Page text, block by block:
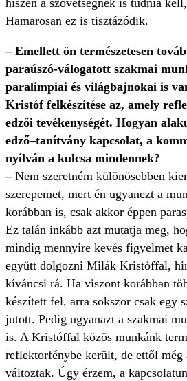
hiszen a szövetségnek is tudnia
Hamarosan ez is tisztázódik.
– Emellett ön természetesen
paraúszó-válogatott szakmai
paralimpiai és világbajnokai is
Kristóf felkészítése az, amely
edzői tevékenységét. Hogyan
edző–tanítvány kapcsolat, a
nyilván a kulcsa mindennek?
– Nem szeretném különösebben
szerepemet, mert én ugyanezt a
korábban is, csak akkor éppen
Ez talán inkább azt mutatja meg,
mindig mennyire kevés figyelmet
együtt dolgozni Milák Kristóffal,
kíváncsi rá. Ha viszont korábban
készített fel, arra sokszor csak egy
jutott. Pedig ugyanazt a szakmai
is. A Kristóffal közös munkánk
reflektorfénybe került, de ettől még
változtak. Úgy érzem, a